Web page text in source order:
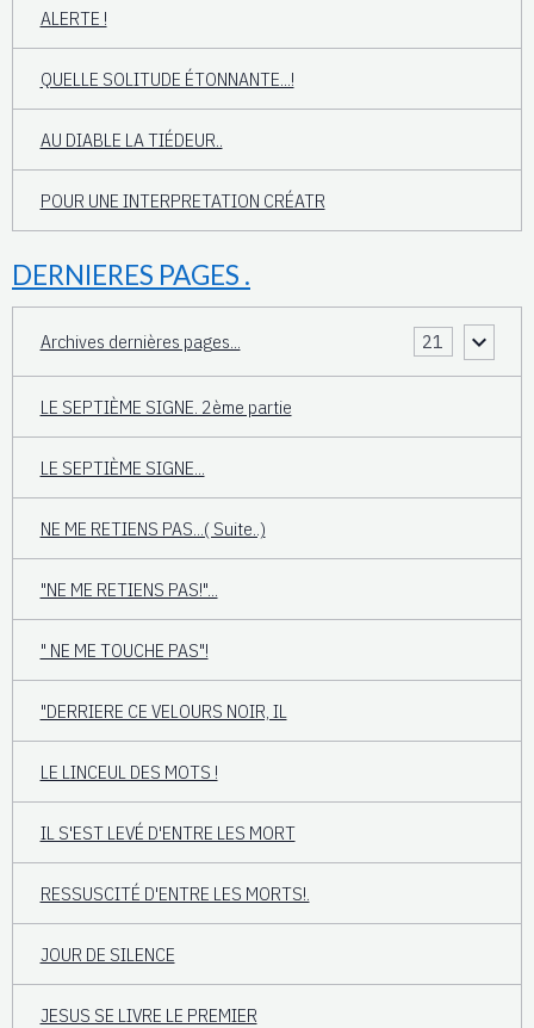
ALERTE !
QUELLE SOLITUDE ÉTONNANTE...!
AU DIABLE LA TIÉDEUR..
POUR UNE INTERPRETATION CRÉATR
DERNIERES PAGES .
Archives dernières pages... 21
LE SEPTIÈME SIGNE. 2ème partie
LE SEPTIÈME SIGNE...
NE ME RETIENS PAS...( Suite..)
"NE ME RETIENS PAS!"...
" NE ME TOUCHE PAS"!
"DERRIERE CE VELOURS NOIR, IL
LE LINCEUL DES MOTS !
IL S'EST LEVÉ D'ENTRE LES MORT
RESSUSCITÉ D'ENTRE LES MORTS!.
JOUR DE SILENCE
JESUS SE LIVRE LE PREMIER